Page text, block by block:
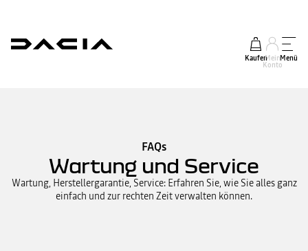
KaufenMein
Konto
Menü
FAQs
Wartung und Service
Wartung, Herstellergarantie, Service: Erfahren Sie, wie Sie alles ganz
einfach und zur rechten Zeit verwalten können.